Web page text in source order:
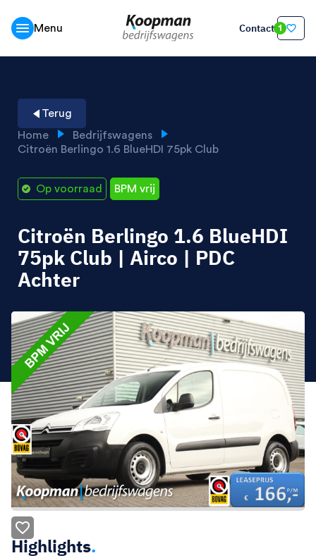
Menu Contact 1
Terug
Home
Bedrijfswagens
Citroën Berlingo 1.6 BlueHDI 75pk Club
Op voorraad BPM vrij
Citroën Berlingo 1.6 BlueHDI
75pk Club | Airco | PDC
Achter
Highlights.